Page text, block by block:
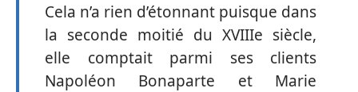
Cela n’a rien d’étonnant puisque dans
la seconde moitié du XVIIIe siècle,
elle comptait parmi ses clients
Napoléon Bonaparte et Marie